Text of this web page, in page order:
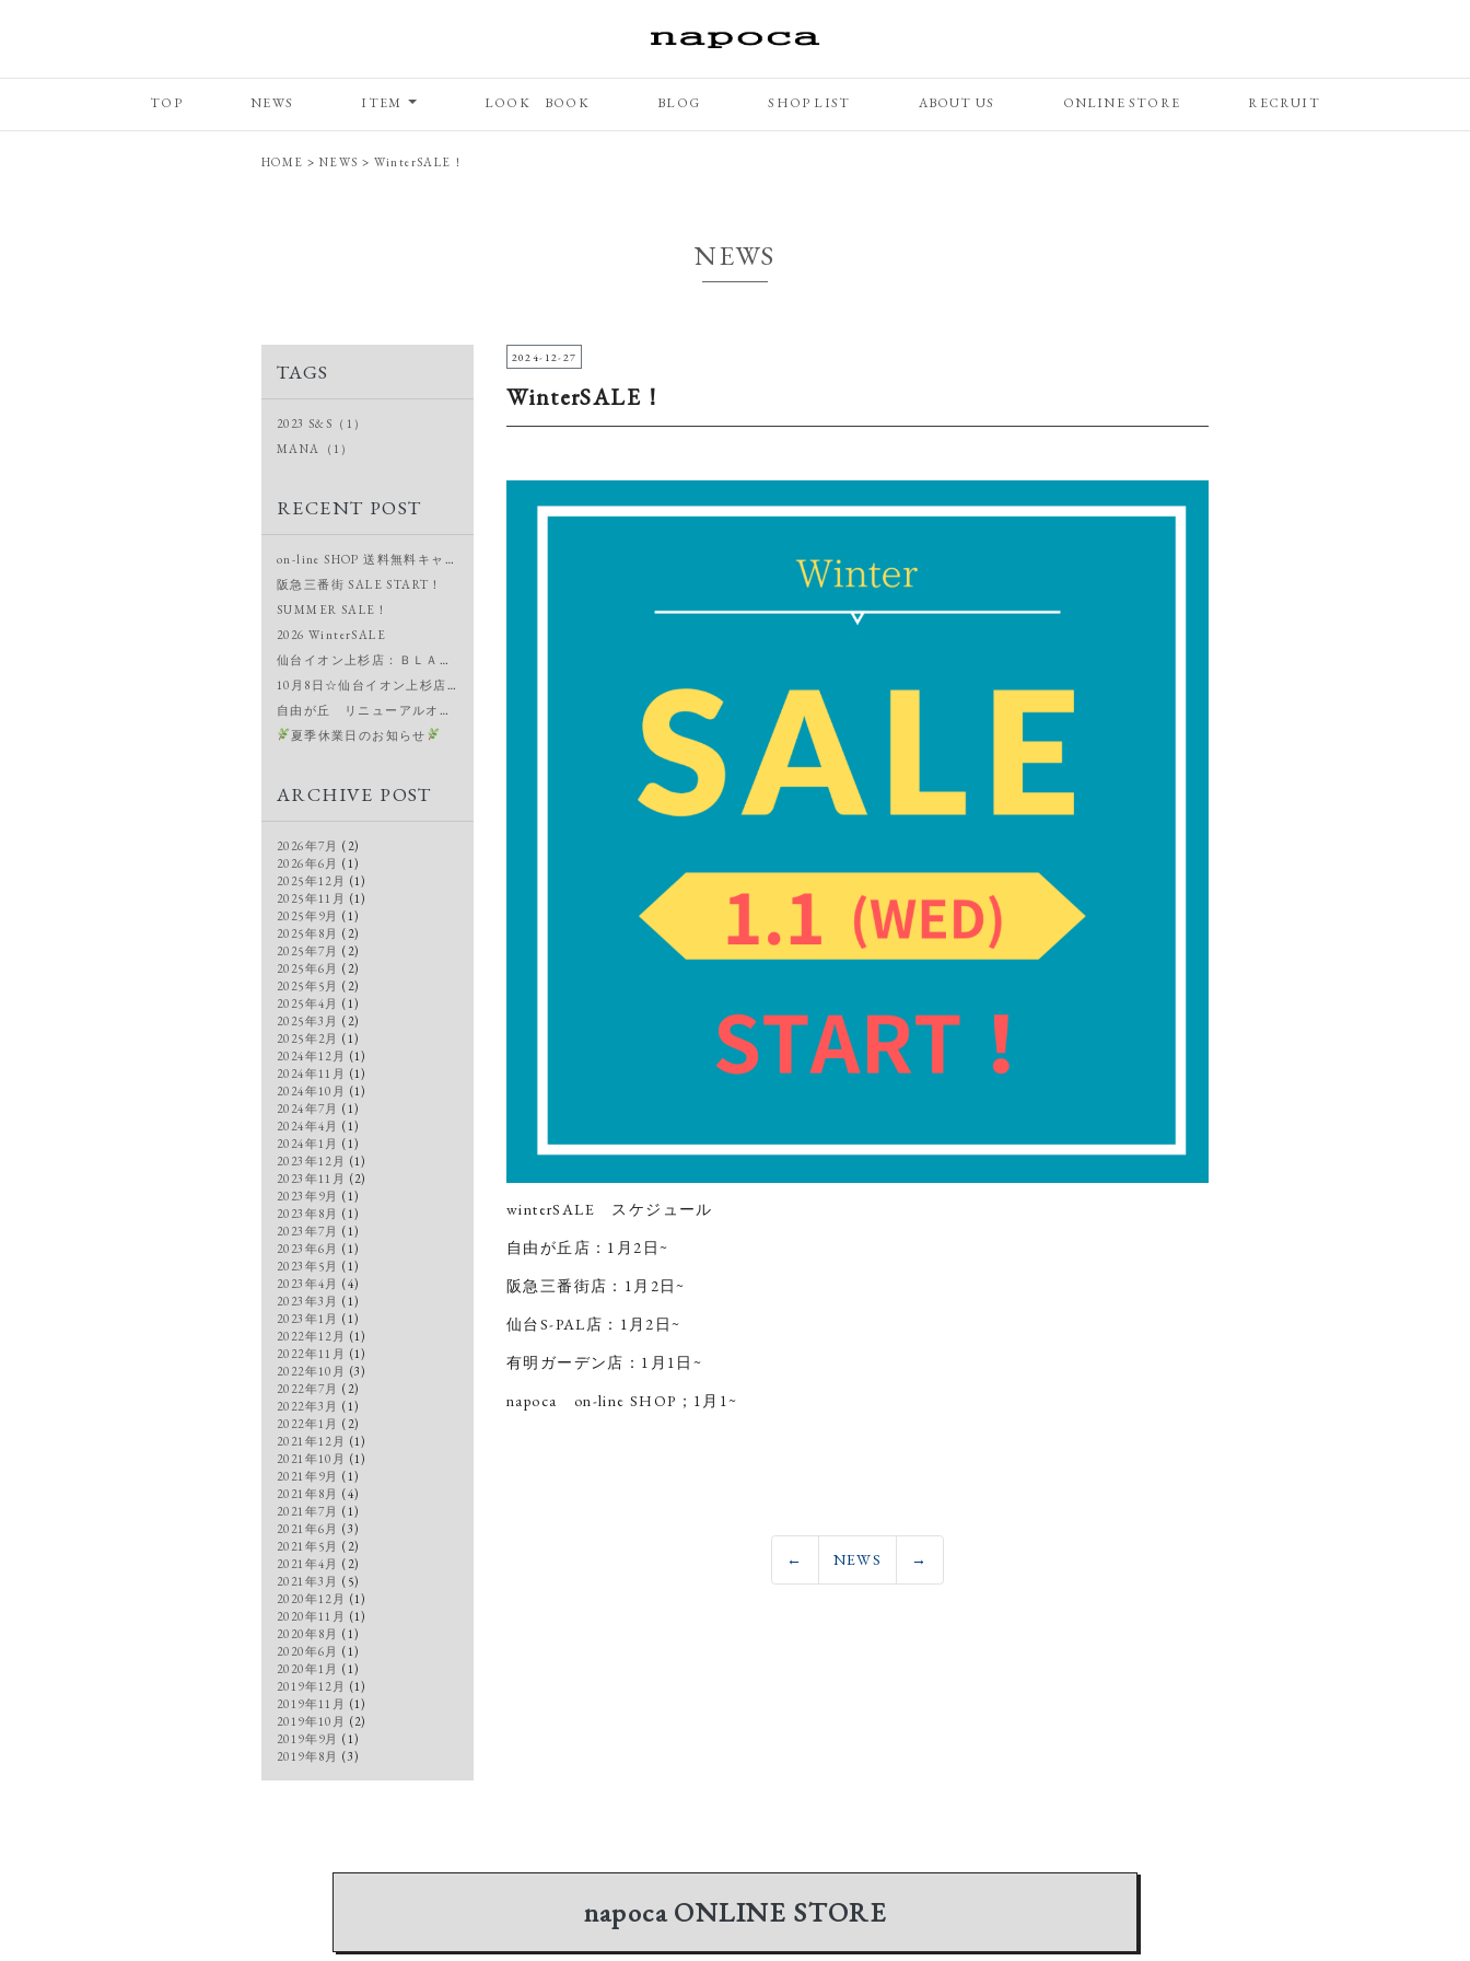
TOP NEWS ITEM LOOK BOOK BLOG SHOP LIST ABOUT US ONLINE STORE RECRUIT
HOME > NEWS > WinterSALE！
NEWS
2024-12-27
WinterSALE！
winterSALE スケジュール
自由が丘店：1月2日~
阪急三番街店：1月2日~
仙台S-PAL店：1月2日~
有明ガーデン店：1月1日~
napoca on-line SHOP；1月1~
← NEWS →
TAGS
2023 S&S（1）
MANA（1）
RECENT POST
on-line SHOP 送料無料キャンペーン＆新作入荷
阪急三番街 SALE START！
SUMMER SALE！
2026 WinterSALE
仙台イオン上杉店：ＢＬＡＣＫ ＦＲＩＤＡＹ！
10月8日☆仙台イオン上杉店OPEN
自由が丘 リニューアルオープン
夏季休業日のお知らせ
ARCHIVE POST
2026年7月 (2)
2026年6月 (1)
2025年12月 (1)
2025年11月 (1)
2025年9月 (1)
2025年8月 (2)
2025年7月 (2)
2025年6月 (2)
2025年5月 (2)
2025年4月 (1)
2025年3月 (2)
2025年2月 (1)
2024年12月 (1)
2024年11月 (1)
2024年10月 (1)
2024年7月 (1)
2024年4月 (1)
2024年1月 (1)
2023年12月 (1)
2023年11月 (2)
2023年9月 (1)
2023年8月 (1)
2023年7月 (1)
2023年6月 (1)
2023年5月 (1)
2023年4月 (4)
2023年3月 (1)
2023年1月 (1)
2022年12月 (1)
2022年11月 (1)
2022年10月 (3)
2022年7月 (2)
2022年3月 (1)
2022年1月 (2)
2021年12月 (1)
2021年10月 (1)
2021年9月 (1)
2021年8月 (4)
2021年7月 (1)
2021年6月 (3)
2021年5月 (2)
2021年4月 (2)
2021年3月 (5)
2020年12月 (1)
2020年11月 (1)
2020年8月 (1)
2020年6月 (1)
2020年1月 (1)
2019年12月 (1)
2019年11月 (1)
2019年10月 (2)
2019年9月 (1)
2019年8月 (3)
napocaONLINE STORE